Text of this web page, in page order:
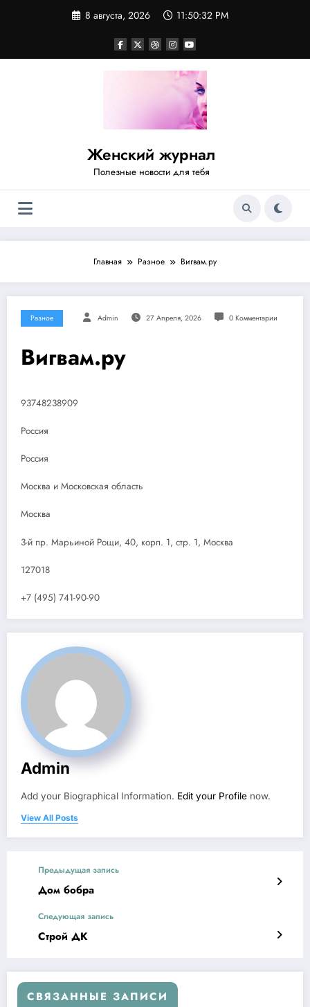
8 августа, 2026 11:50:32 PM
Женский журнал
Полезные новости для тебя
Главная Разное Вигвам.ру
Разное Admin 27 Апреля, 2026 0 Комментарии
Вигвам.ру
93748238909
Россия
Россия
Москва и Московская область
Москва
3-й пр. Марьиной Рощи, 40, корп. 1, стр. 1, Москва
127018
+7 (495) 741-90-90
Admin
Add your Biographical Information. Edit your Profile now.
View All Posts
Предыдущая запись
Дом бобра
Следующая запись
Строй ДК
СВЯЗАННЫЕ ЗАПИСИ